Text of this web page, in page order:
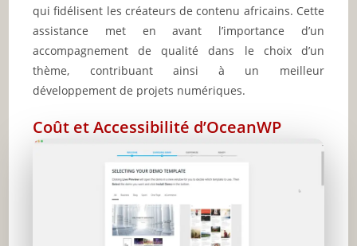
qui fidélisent les créateurs de contenu africains. Cette
assistance met en avant l’importance d’un
accompagnement de qualité dans le choix d’un
thème, contribuant ainsi à un meilleur
développement de projets numériques.
Coût et Accessibilité d’OceanWP